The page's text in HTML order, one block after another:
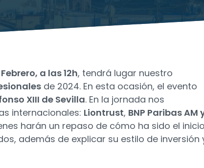
a las 12h, tendrá lugar nuestro
de 2024. En esta ocasión, el evento
XIII de Sevilla. En la jornada nos
internacionales: Liontrust, BNP Paribas AM
harán un repaso de cómo ha sido el
además de explicar su estilo de inversión